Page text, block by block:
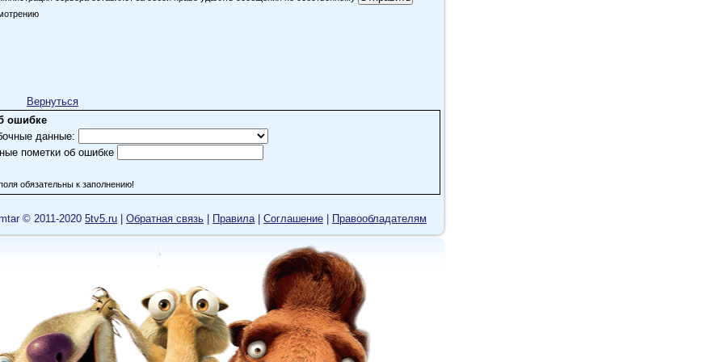
Вернуться
ошибке
данные:
пометки об ошибке
обязательны к заполнению!
© 2011-2020 5tv5.ru Обратная связь Правила| Cоглашение Правообладателям